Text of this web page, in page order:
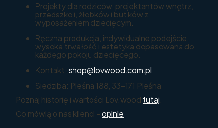
Projekty dla rodziców, projektantów wnętrz,
przedszkoli, żłobków i butików z
wyposażeniem dziecięcym.
Ręczna produkcja, indywidualne podejście,
wysoka trwałość i estetyka dopasowana do
każdego pokoju dziecięcego.
Kontakt: shop@lovwood.com.pl
Siedziba: Pleśna 188, 33-171 Pleśna
Poznaj historię i wartości Lov.wood tutaj
Co mówią o nas klienci -opinie